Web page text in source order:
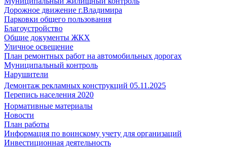
Дорожное движение г.Владимира
Парковки общего пользования
Благоустройство
Общие документы ЖКХ
Уличное освещение
План ремонтных работ на автомобильных дорогах
Муниципальный контроль
Нарушители
Демонтаж рекламных конструкций 05.11.2025
Перепись населения 2020
Нормативные материалы
Новости
План работы
Информация по воинскому учету для организаций
Инвестиционная деятельность